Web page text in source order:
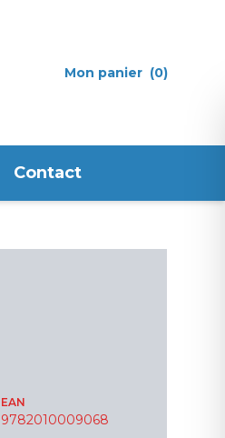
Mon panier (0)
Contact
EAN
9782010009068